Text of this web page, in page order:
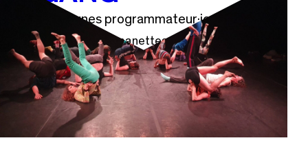
Comité de jeunes programmateur·ices
Prêt·es à prendre les manettes de la programmation
? Rejoignez le Gang et découvrez les coulisses de la
programmation.
Intégrez un Gang !